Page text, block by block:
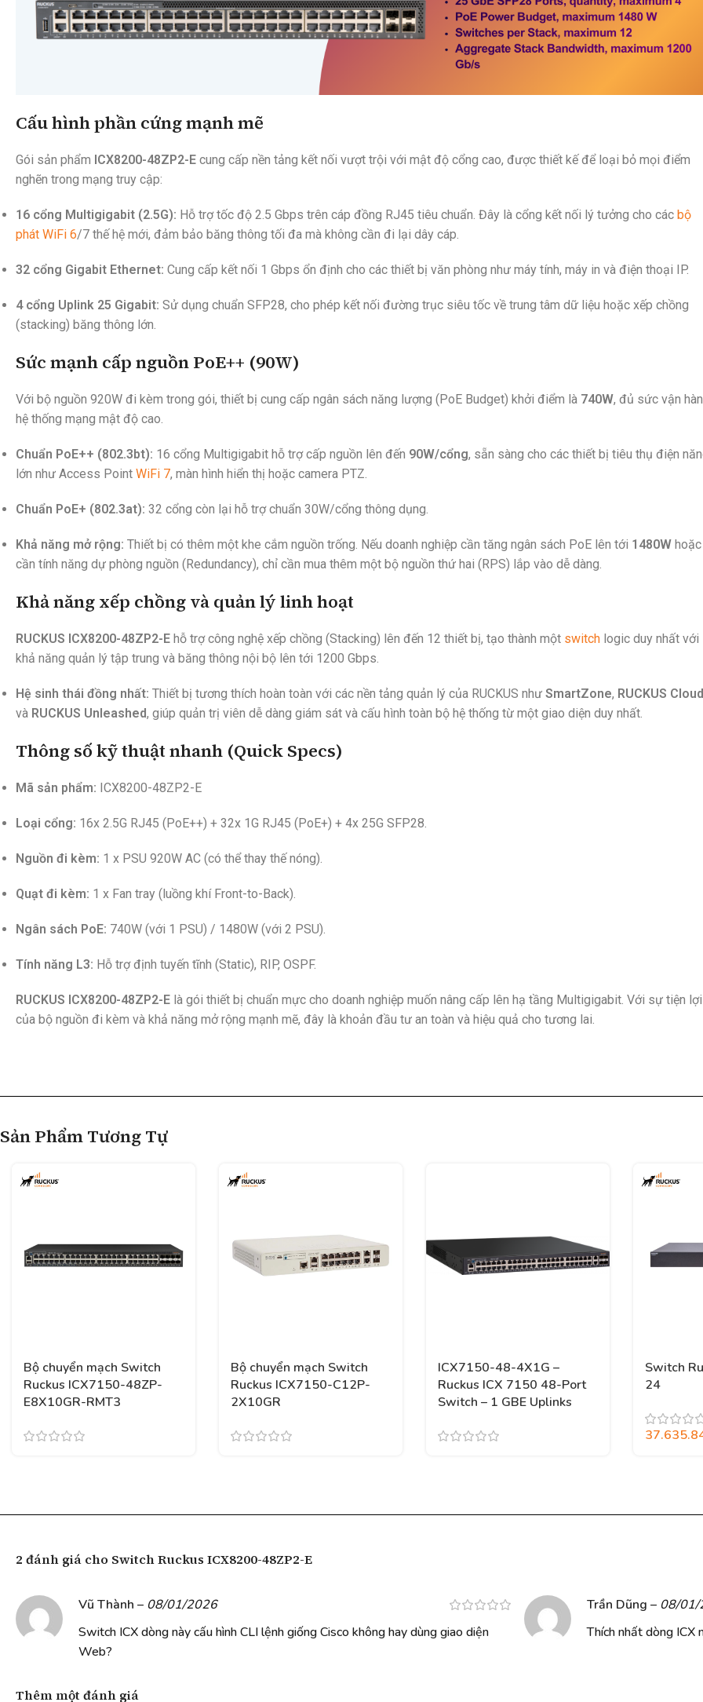
Cấu hình phần cứng mạnh mẽ
Gói sản phẩm ICX8200-48ZP2-E cung cấp nền tảng kết nối vượt trội với mật độ cổng cao, được thiết kế để loại bỏ mọi điểm
nghẽn trong mạng truy cập:
16 cổng Multigigabit (2.5G): Hỗ trợ tốc độ 2.5 Gbps trên cáp đồng RJ45 tiêu chuẩn. Đây là cổng kết nối lý tưởng cho các bộ
phát WiFi 6/7 thế hệ mới, đảm bảo băng thông tối đa mà không cần đi lại dây cáp.
32 cổng Gigabit Ethernet: Cung cấp kết nối 1 Gbps ổn định cho các thiết bị văn phòng như máy tính, máy in và điện thoại IP.
4 cổng Uplink 25 Gigabit: Sử dụng chuẩn SFP28, cho phép kết nối đường trục siêu tốc về trung tâm dữ liệu hoặc xếp chồng
(stacking) băng thông lớn.
Sức mạnh cấp nguồn PoE++ (90W)
Với bộ nguồn 920W đi kèm trong gói, thiết bị cung cấp ngân sách năng lượng (PoE Budget) khởi điểm là 740W, đủ sức vận
hệ thống mạng mật độ cao.
Chuẩn PoE++ (802.3bt): 16 cổng Multigigabit hỗ trợ cấp nguồn lên đến 90W/cổng, sẵn sàng cho các thiết bị tiêu thụ điện
lớn như Access Point WiFi 7, màn hình hiển thị hoặc camera PTZ.
Chuẩn PoE+ (802.3at): 32 cổng còn lại hỗ trợ chuẩn 30W/cổng thông dụng.
Khả năng mở rộng: Thiết bị có thêm một khe cắm nguồn trống. Nếu doanh nghiệp cần tăng ngân sách PoE lên tới 1480W hoặc
cần tính năng dự phòng nguồn (Redundancy), chỉ cần mua thêm một bộ nguồn thứ hai (RPS) lắp vào dễ dàng.
Khả năng xếp chồng và quản lý linh hoạt
RUCKUS ICX8200-48ZP2-E hỗ trợ công nghệ xếp chồng (Stacking) lên đến 12 thiết bị, tạo thành một switch logic duy nhất với
khả năng quản lý tập trung và băng thông nội bộ lên tới 1200 Gbps.
Hệ sinh thái đồng nhất: Thiết bị tương thích hoàn toàn với các nền tảng quản lý của RUCKUS như SmartZone, RUCKUS Cloud
và RUCKUS Unleashed, giúp quản trị viên dễ dàng giám sát và cấu hình toàn bộ hệ thống từ một giao diện duy nhất.
Thông số kỹ thuật nhanh (Quick Specs)
Mã sản phẩm: ICX8200-48ZP2-E
Loại cổng: 16x 2.5G RJ45 (PoE++) + 32x 1G RJ45 (PoE+) + 4x 25G SFP28.
Nguồn đi kèm: 1 x PSU 920W AC (có thể thay thế nóng).
Quạt đi kèm: 1 x Fan tray (luồng khí Front-to-Back).
Ngân sách PoE: 740W (với 1 PSU) / 1480W (với 2 PSU).
Tính năng L3: Hỗ trợ định tuyến tĩnh (Static), RIP, OSPF.
RUCKUS ICX8200-48ZP2-E là gói thiết bị chuẩn mực cho doanh nghiệp muốn nâng cấp lên hạ tầng Multigigabit. Với sự tiện lợi
của bộ nguồn đi kèm và khả năng mở rộng mạnh mẽ, đây là khoản đầu tư an toàn và hiệu quả cho tương lai.
Sản Phẩm Tương Tự
Bộ chuyển mạch Switch
Ruckus ICX7150-48ZP-
E8X10GR-RMT3
Bộ chuyển mạch Switch
Ruckus ICX7150-C12P-
2X10GR
ICX7150-48-4X1G –
Ruckus ICX 7150 48-Port
Switch – 1 GBE Uplinks
Switch
24
2 đánh giá cho Switch Ruckus ICX8200-48ZP2-E
Vũ Thành – 08/01/2026
Switch ICX dòng này cấu hình CLI lệnh giống Cisco không hay dùng giao diện
Web?
Trần Dũng – 08/01/
Thích nhất dòng ICX
Thêm một đánh giá